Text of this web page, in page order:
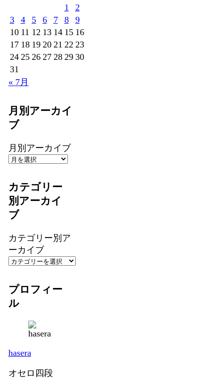
1
2
3
4 5 6 7 8
9
10 11 12 13 14 15 16
17 18 19 20 21 22 23
24 25 26 27 28 29 30
31
« 7月
月別アーカイ
ブ
月別アーカイブ
カテゴリー
別アーカイ
ブ
カテゴリー別ア
ーカイブ
プロフィー
ル
hasera
オセロ四段